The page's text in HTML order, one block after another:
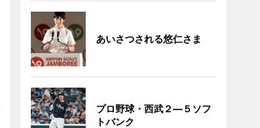
あいさつされる悠仁さま
プロ野球・西武２―５ソフ
トバンク